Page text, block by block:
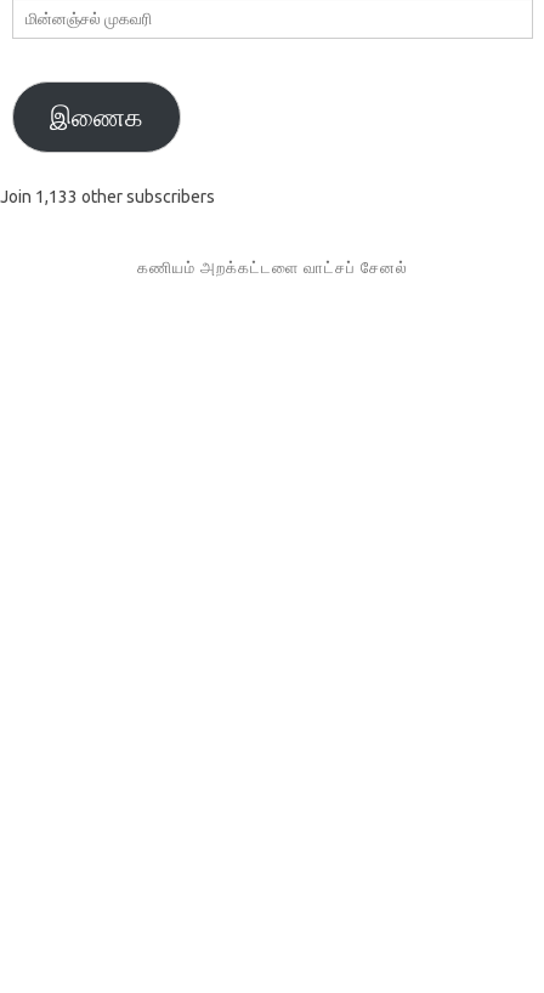
மின்னஞ்சல்
முகவரி
இணைக
Join 1,133 other subscribers
கணியம் அறக்கட்டளை வாட்சப் சேனல்